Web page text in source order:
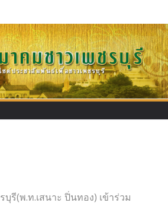
รี(พ.ท.เสนาะ ปิ่นทอง) เข้าร่วม